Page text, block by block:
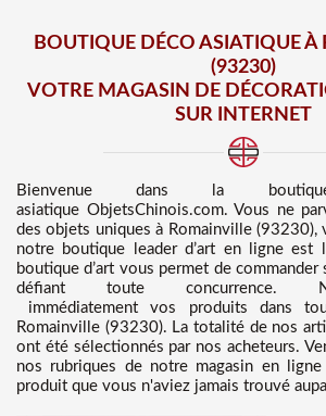
BOUTIQUE DÉCO ASIATIQUE
(93230)
VOTRE MAGASIN DE
SUR INTERNET
Bienvenue dans
la
asiatique ObjetsChinois.com. Vous ne
desobjets uniques à Romainville (93230),
notre boutique leader d’art en ligne est
boutique d’art vous permet de
défiant toute concurrence.
immédiatement vos produits dans
Romainville (93230). La totalité de nos
ont été sélectionnés par nos acheteurs.
nos rubriques de notre magasin en
produit que vous n'aviez jamais trouvé